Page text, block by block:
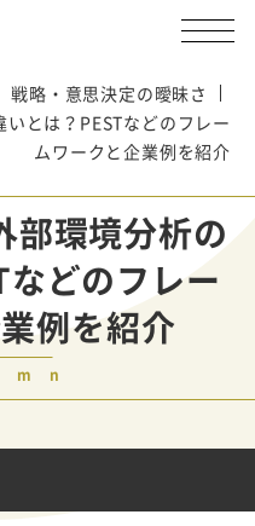
戦略・意思決定の曖昧さ
とは？PESTなどのフレー
ムワークと企業例を紹介
部環境分析の
どのフレー
例を紹介